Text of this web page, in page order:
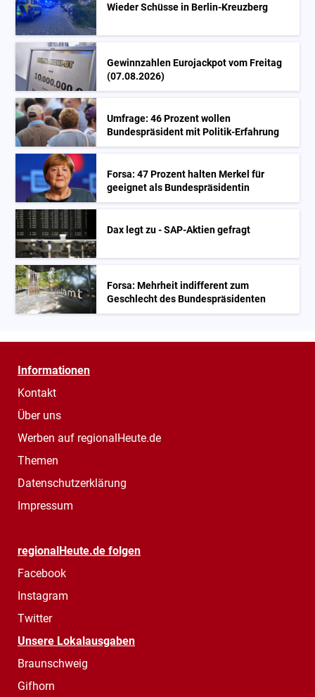
Wieder Schüsse in Berlin-Kreuzberg
Gewinnzahlen Eurojackpot vom Freitag
(07.08.2026)
Umfrage: 46 Prozent wollen
Bundespräsident mit Politik-Erfahrung
Forsa: 47 Prozent halten Merkel für
geeignet als Bundespräsidentin
Dax legt zu - SAP-Aktien gefragt
Forsa: Mehrheit indifferent zum
Geschlecht des Bundespräsidenten
Informationen
Kontakt
Über uns
Werben auf regionalHeute.de
Themen
Datenschutzerklärung
Impressum
regionalHeute.de folgen
Facebook
Instagram
Twitter
Unsere Lokalausgaben
Braunschweig
Gifhorn